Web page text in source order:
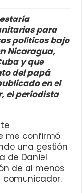
para
políticos bajo
Nicaragua,
y que
del papá
en el
el periodista
me confirmó
una gestión
de Daniel
de al menos
comunicador.